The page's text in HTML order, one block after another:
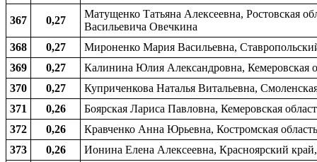
367 0,27
Матущенко Татьяна Алексеевна, Ростовская
Васильевича Овечкина
368
0,27
Мироненко Мария Васильевна,
369
0,27
Калинина Юлия Александровна, Кемеровская
370
0,27
Куприченкова Наталья Витальевна,
371
0,26
Боярская Лариса Павловна, Кемеровская
372
0,26
Кравченко Анна Юрьевна, Костромская
373
0,26 Ионина Елена Алексеевна, Красноярский